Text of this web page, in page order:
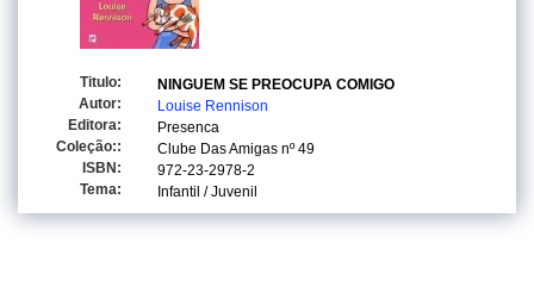
Titulo:
NINGUEM SE PREOCUPA COMIGO
Autor:
Louise Rennison
Editora:
Presenca
Coleção::
Clube Das Amigas nº 49
ISBN:
972-23-2978-2
Tema:
Infantil / Juvenil